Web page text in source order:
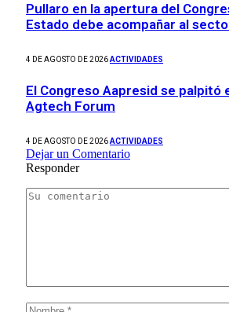
Pullaro en la apertura del
Estado debe acompañar al
4 DE AGOSTO DE 2026ACTIVIDADES
El Congreso Aapresid se palpitó
Agtech Forum
4 DE AGOSTO DE 2026ACTIVIDADES
Dejar un Comentario
Responder